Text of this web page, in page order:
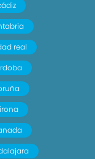
NCAP ): 5.0
adultos).
a la
5008 1.6
real